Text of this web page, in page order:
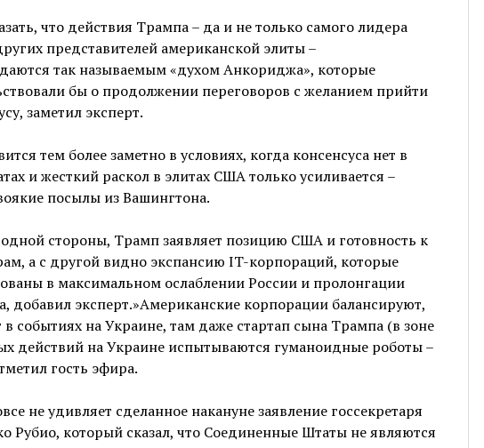
что действия Трампа – да и не только самого лидера
представителей американской элиты –
так называемым «духом Анкориджа», которые
бы о продолжении переговоров с желанием прийти
заметил эксперт.
тем более заметно в условиях, когда консенсуса нет в
и жесткий раскол в элитах США только усиливается –
посылы из Вашингтона.
одной стороны, Трамп заявляет позицию США и готовность к
а с другой видно экспансию IT-корпораций, которые
в максимальном ослаблении России и пролонгации
добавил эксперт.»Американские корпорации балансируют,
в событиях на Украине, там даже стартап сына Трампа (в зоне
действий на Украине испытываются гуманоидные роботы –
гость эфира.
не удивляет сделанное накануне заявление госсекретаря
Рубио, который сказал, что Соединенные Штаты не являются